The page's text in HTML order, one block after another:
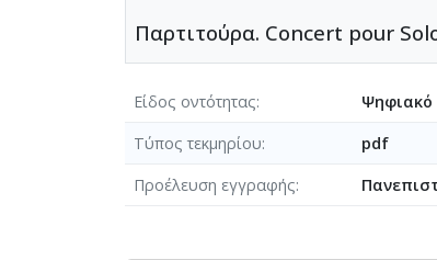
Παρτιτούρα. Concert pour
Είδος οντότητας
Ψηφιακό
Τύπος τεκμηρίου
pdf
Προέλευση εγγραφής